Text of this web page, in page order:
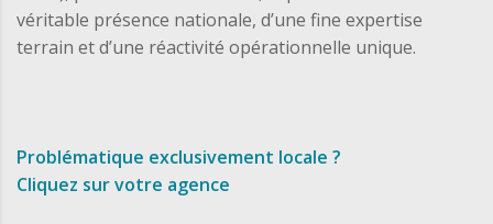
véritable présence nationale, d’une fine expertise
terrain et d’une réactivité opérationnelle unique.
Problématique exclusivement locale ?
Cliquez sur votre agence